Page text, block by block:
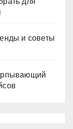
и советы